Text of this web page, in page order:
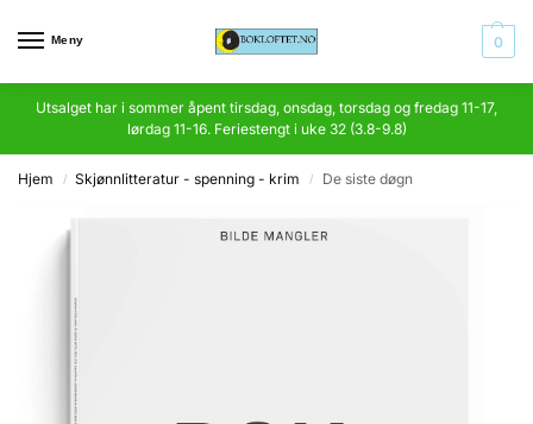
Meny 0
Utsalget har i sommer åpent tirsdag, onsdag, torsdag og fredag 11-17,
lørdag 11-16. Feriestengt i uke 32 (3.8-9.8)
Hjem / Skjønnlitteratur - spenning - krim / De siste døgn